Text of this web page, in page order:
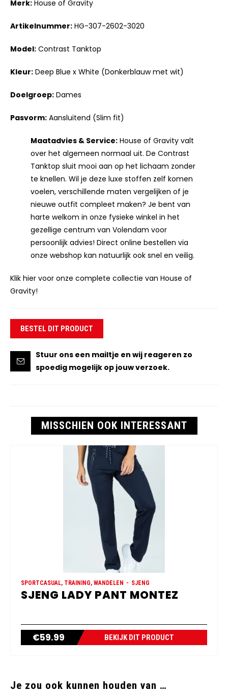
Merk: House of Gravity
Artikelnummer: HG-307-2602-3020
Model: Contrast Tanktop
Kleur: Deep Blue x White (Donkerblauw met wit)
Doelgroep: Dames
Pasvorm: Aansluitend (Slim fit)
Maatadvies & Service: House of Gravity valt
over het algemeen normaal uit. De Contrast
Tanktop sluit mooi aan op het lichaam zonder
te knellen. Wil je deze luxe stoffen zelf komen
voelen, verschillende maten vergelijken of je
nieuwe outfit compleet maken? Je bent van
harte welkom in onze fysieke winkel in het
gezellige centrum van Volendam voor
persoonlijk advies! Direct online bestellen via
onze webshop kan natuurlijk ook snel en veilig.
Klik hier voor onze complete collectie van House of
Gravity!
BESTEL DIT PRODUCT
Stuur ons een mailtje en wij reageren zo
spoedig mogelijk op jouw verzoek.
MISSCHIEN OOK INTERESSANT
SPORTCASUAL, TRAINING, WANDELEN SJENG
SJENG LADY PANT MONTEZ
€59.99 BEKIJK DIT PRODUCT
Je zou ook kunnen houden van …